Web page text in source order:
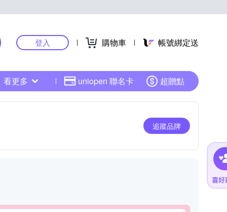
登入 購物車 帳號綁定送
看更多 uniopen 聯名卡 超贈點
追蹤品牌